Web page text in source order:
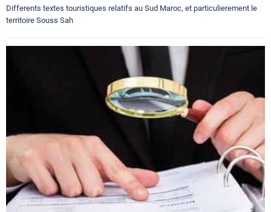
Differents textes touristiques relatifs au Sud Maroc, et particulierement le
territoire Souss Sah